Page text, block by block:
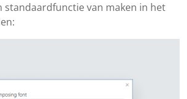
standaardfunctie van maken in het